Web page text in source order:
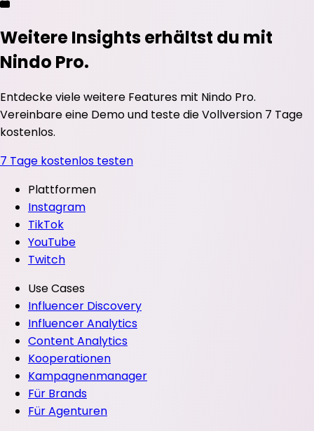
Weitere Insights erhältst du mit
Nindo Pro.
Entdecke viele weitere Features mit Nindo Pro.
Vereinbare eine Demo und teste die Vollversion 7 Tage
kostenlos.
7 Tage kostenlos testen
Plattformen
Instagram
TikTok
YouTube
Twitch
Use Cases
Influencer Discovery
Influencer Analytics
Content Analytics
Kooperationen
Kampagnenmanager
Für Brands
Für Agenturen